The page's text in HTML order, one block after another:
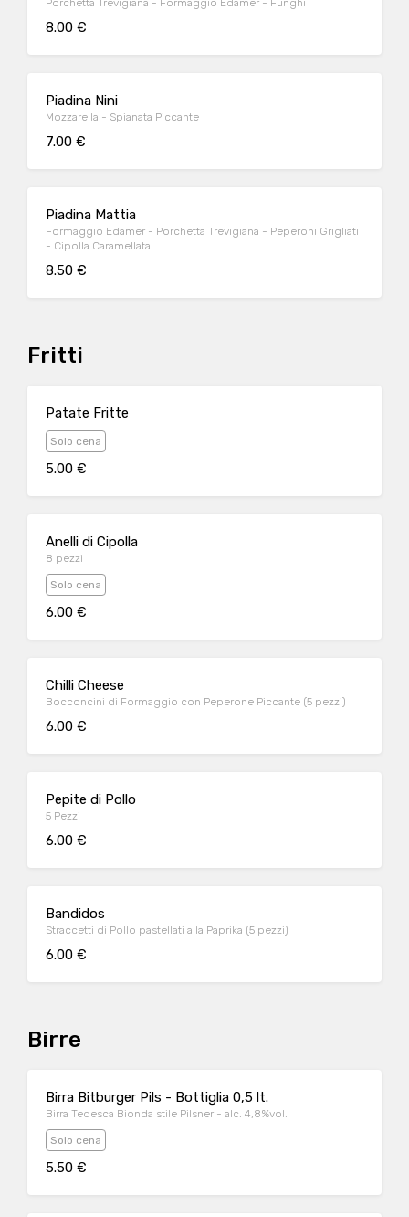
Porchetta Trevigiana - Formaggio Edamer - Funghi
8.00 €
Piadina Nini
Mozzarella - Spianata Piccante
7.00 €
Piadina Mattia
Formaggio Edamer - Porchetta Trevigiana - Peperoni Grigliati
- Cipolla Caramellata
8.50 €
Fritti
Patate Fritte
Solo cena
5.00 €
Anelli di Cipolla
8 pezzi
Solo cena
6.00 €
Chilli Cheese
Bocconcini di Formaggio con Peperone Piccante (5 pezzi)
6.00 €
Pepite di Pollo
5 Pezzi
6.00 €
Bandidos
Straccetti di Pollo pastellati alla Paprika (5 pezzi)
6.00 €
Birre
Birra Bitburger Pils - Bottiglia 0,5 lt.
Birra Tedesca Bionda stile Pilsner - alc. 4,8%vol.
Solo cena
5.50 €